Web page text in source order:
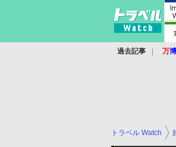
過去記事 万博
トラベル Watch